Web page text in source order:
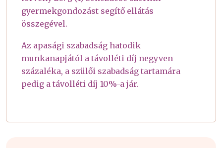
gyermekgondozást segítő ellátás
összegével.
Az apasági szabadság hatodik
munkanapjától a távolléti díj negyven
százaléka, a szülői szabadság tartamára
pedig a távolléti díj 10%-a jár.